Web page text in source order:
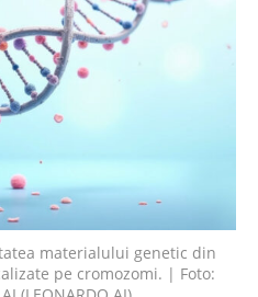
materialului genetic din
pe cromozomi. | Foto: